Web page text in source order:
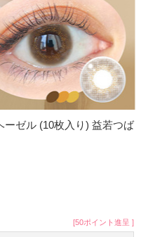
ゼル (10枚入り) 益若つば
[50ポイント進呈 ]